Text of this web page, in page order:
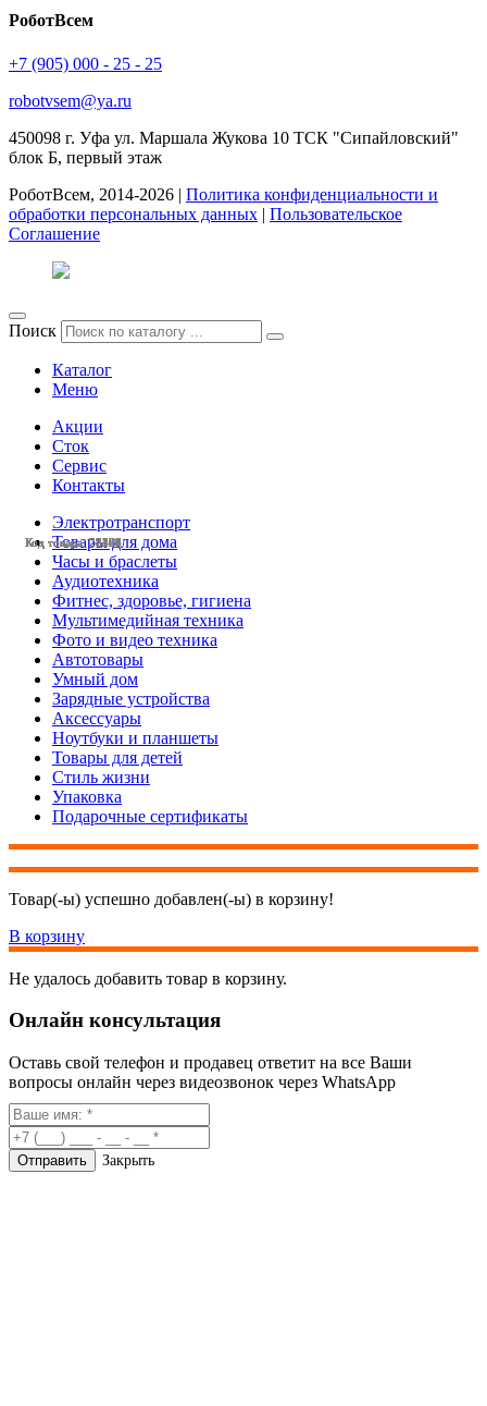
Код товара: 28527
Код товара: 28386
Код товара: 28164
Код товара: 28141
Код товара: 27461
Код товара: 27460
Код товара: 28528
Код товара: 28490
Код товара: 28483
Код товара: 28470
Код товара: 28404
Код товара: 28384
РоботВсем
+7 (905) 000 - 25 - 25
robotvsem@ya.ru
450098 г. Уфа ул. Маршала Жукова 10 ТСК "Сипайловский"
блок Б, первый этаж
РоботВсем, 2014-2026 | Политика конфиденциальности и
обработки персональных данных | Пользовательское
Соглашение
Поиск
Каталог
Меню
Акции
Сток
Сервис
Контакты
Электротранспорт
Товары для дома
Часы и браслеты
Аудиотехника
Фитнес, здоровье, гигиена
Мультимедийная техника
Фото и видео техника
Автотовары
Умный дом
Зарядные устройства
Аксессуары
Ноутбуки и планшеты
Товары для детей
Стиль жизни
Упаковка
Подарочные сертификаты
Товар(-ы) успешно добавлен(-ы) в корзину!
В корзину
Не удалось добавить товар в корзину.
Онлайн консультация
Оставь свой телефон и продавец ответит на все Ваши
вопросы онлайн через видеозвонок через WhatsApp
Закрыть